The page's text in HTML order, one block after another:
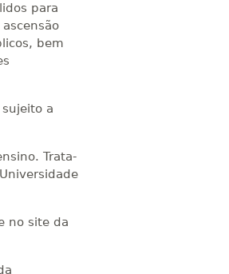
para
bem
a
Trata-
no site da